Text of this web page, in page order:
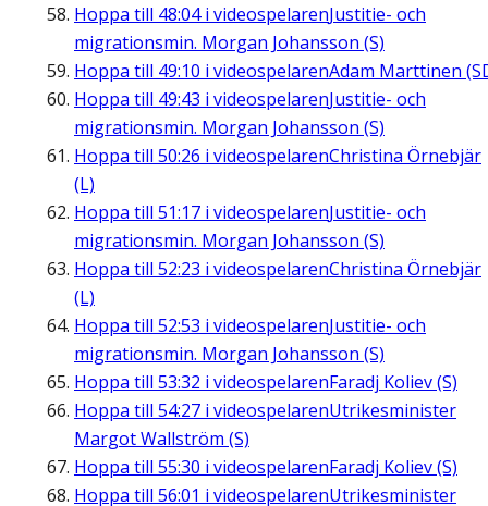
Hoppa till 48:04i videospelarenJustitie- och
migrationsmin. Morgan Johansson (S)
Hoppa till 49:10 i videospelarenAdam Marttinen
Hoppa till 49:43 i videospelarenJustitie- och
migrationsmin. Morgan Johansson (S)
Hoppa till 50:26 i videospelarenChristina Örnebjär
(L)
Hoppa till 51:17 i videospelarenJustitie- och
migrationsmin. Morgan Johansson (S)
Hoppa till 52:23 i videospelarenChristina Örnebjär
(L)
Hoppa till 52:53 i videospelarenJustitie- och
migrationsmin. Morgan Johansson (S)
Hoppa till 53:32 i videospelarenFaradj Koliev (S)
Hoppa till 54:27 i videospelarenUtrikesminister
Margot Wallström (S)
Hoppa till 55:30 i videospelarenFaradj Koliev (S)
Hoppa till 56:01 i videospelarenUtrikesminister